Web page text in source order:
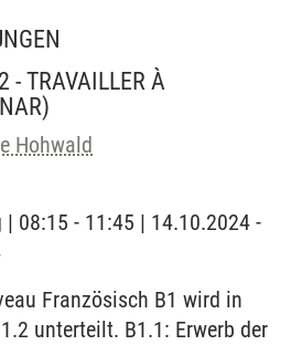
- TRAVAILLER À
Hohwald
08:15 - 11:45 | 14.10.2024 -
Französisch B1 wird in
unterteilt. B1.1: Erwerb der